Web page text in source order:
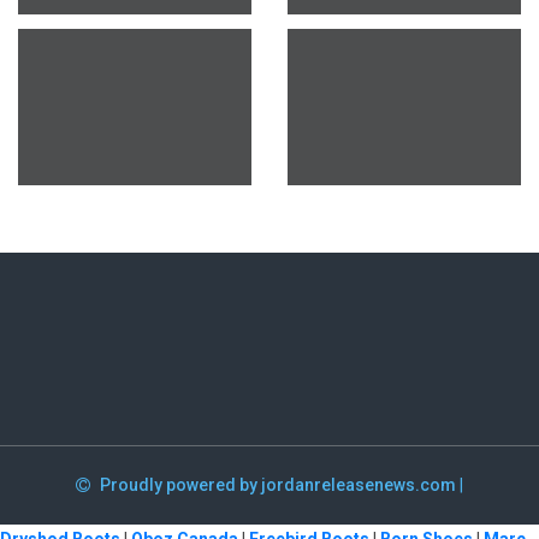
Proudly powered by jordanreleasenews.com